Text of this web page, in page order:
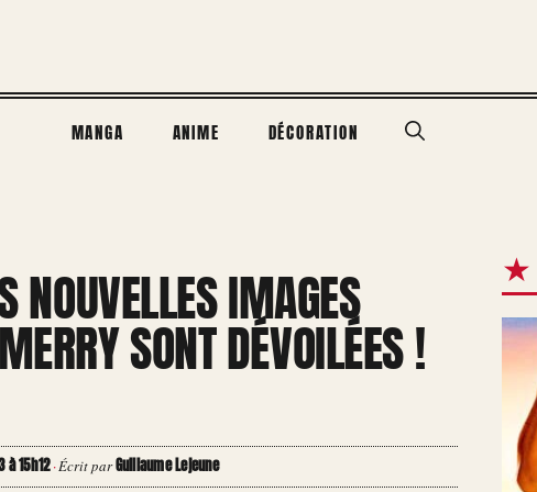
MANGA ANIME DÉCORATION
NOUVELLES IMAGES
SONT DÉVOILÉES !
15h12·Écrit parGuillaume Lejeune